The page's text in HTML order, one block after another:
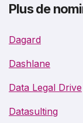
Plus de
Dagard
Dashlane
Data Legal Drive
Datasulting